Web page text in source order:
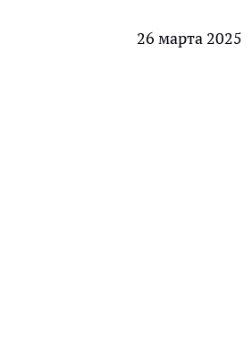
26 марта 2025